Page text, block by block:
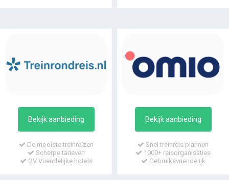
Bekijk aanbieding
De mooiste treinreizen
Scherpe tarieven
OV Vriendelijke hotels
Bekijk aanbieding
Snel treinreis plannen
1000+ reisorganisaties
Gebruiksvriendelijk